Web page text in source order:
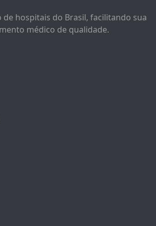
hospitais do Brasil, facilitando sua
médico de qualidade.